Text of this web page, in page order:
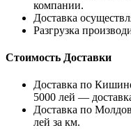
компании.
Доставка
Разгрузка
Стоимость Доставки
Доставка по
5000 лей —
Доставка по
лей за км.